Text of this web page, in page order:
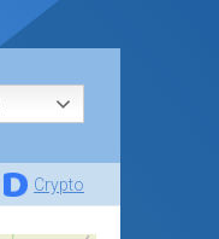
Crypto